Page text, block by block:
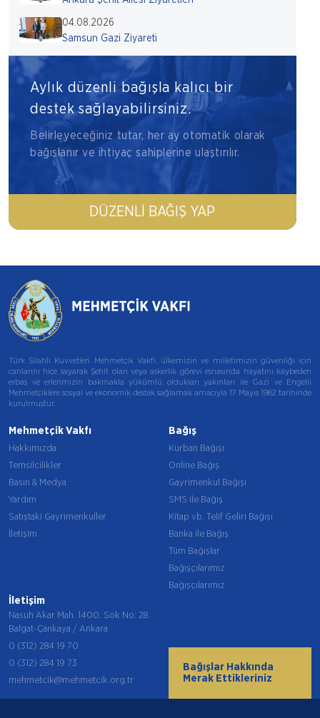
04.08.2026
Samsun Gazi Ziyareti
Aylık düzenli bağışla kalıcı bir
destek sağlayabilirsiniz.
Belirleyeceğiniz tutar, her ay otomatik olarak
bağışlanır ve ihtiyaç sahiplerine ulaştırılır.
DÜZENLI BAĞIŞ YAP
Türk Silahlı Kuvvetleri Mehmetçik Vakfı, ülkemizin ve milletimizin güvenliği için
canlarını hiçe sayarak Şehit olan veya askerlik görevi esnasında hayatını kaybeden
erbaş ve erlerimizin bakmakla yükümlü oldukları yakınları ile Gazi ve Engelli
Mehmetçiklere sosyal ve ekonomik destek sağlamak amacıyla 17 Mayıs 1982 tarihinde
kurulmuştur.
Mehmetçik Vakfı
Hakkımızda
Temsilcilikler
Basın & Medya
Yardım
Satıştaki Gayrimenkuller
İletişim
Bağış
Kurban Bağışı
Online Bağış
Gayrimenkul Bağışı
SMS ile Bağış
Kitap vb. Telif Geliri Bağışı
Banka ile Bağış
Tüm Bağışlar
Bağışçılarımız
Bağışçılarımız
İletişim
Nasuh Akar Mah. 1400. Sok No: 28
Balgat-Çankaya / Ankara
0 (312) 284 19 70
0 (312) 284 19 73
mehmetcik@mehmetcik.org.tr
Bağışlar Hakkında
Merak Ettikleriniz